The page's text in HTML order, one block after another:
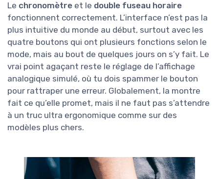
Le chronomètre et le double fuseau horaire
fonctionnent correctement. L’interface n’est pas la
plus intuitive du monde au début, surtout avec les
quatre boutons qui ont plusieurs fonctions selon le
mode, mais au bout de quelques jours on s’y fait. Le
vrai point agaçant reste le réglage de l’affichage
analogique simulé, où tu dois spammer le bouton
pour rattraper une erreur. Globalement, la montre
fait ce qu’elle promet, mais il ne faut pas s’attendre
à un truc ultra ergonomique comme sur des
modèles plus chers.